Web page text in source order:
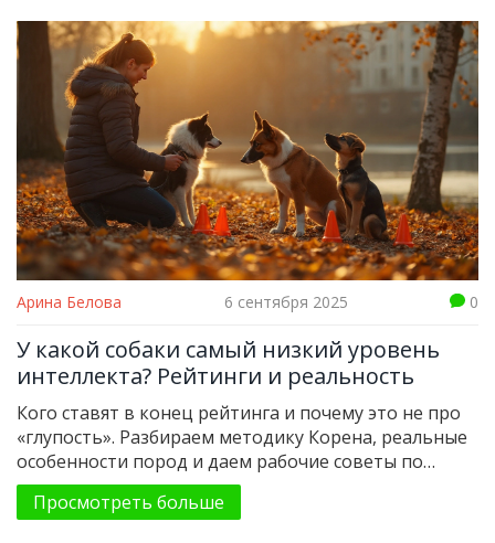
Арина Белова 6 сентября 2025 0
У какой собаки самый низкий уровень
интеллекта? Рейтинги и реальность
Кого ставят в конец рейтинга и почему это не про
«глупость». Разбираем методику Корена, реальные
особенности пород и даем рабочие советы по
дрессировке.
Просмотреть больше